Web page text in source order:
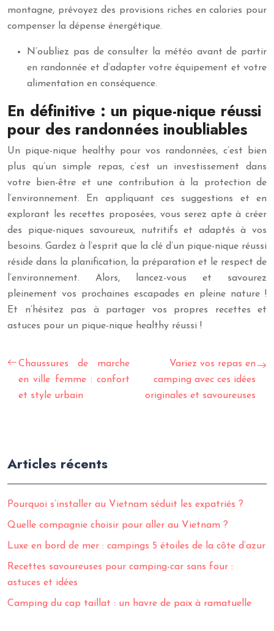
montagne, prévoyez des provisions riches en calories pour
compenser la dépense énergétique.
N’oubliez pas de consulter la météo avant de partir
en randonnée et d’adapter votre équipement et votre
alimentation en conséquence.
En définitive : un pique-nique réussi
pour des randonnées inoubliables
Un pique-nique healthy pour vos randonnées, c’est bien
plus qu’un simple repas, c’est un investissement dans
votre bien-être et une contribution à la protection de
l’environnement. En appliquant ces suggestions et en
explorant les recettes proposées, vous serez apte à créer
des pique-niques savoureux, nutritifs et adaptés à vos
besoins. Gardez à l’esprit que la clé d’un pique-nique réussi
réside dans la planification, la préparation et le respect de
l’environnement. Alors, lancez-vous et savourez
pleinement vos prochaines escapades en pleine nature !
Et n’hésitez pas à partager vos propres recettes et
astuces pour un pique-nique healthy réussi !
Chaussures de marche
en ville femme : confort
et style urbain
Variez vos repas en
camping avec ces idées
originales et savoureuses
Articles récents
Pourquoi s’installer au Vietnam séduit les expatriés ?
Quelle compagnie choisir pour aller au Vietnam ?
Luxe en bord de mer : campings 5 étoiles de la côte d’azur
Recettes savoureuses pour camping-car sans four :
astuces et idées
Camping du cap taillat : un havre de paix à ramatuelle